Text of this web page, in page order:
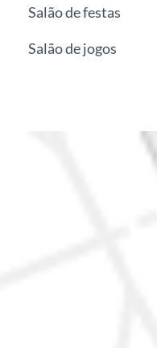
Salão de festas
Salão de jogos